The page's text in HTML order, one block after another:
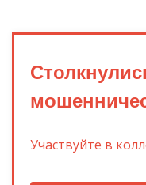
Участвуйте в